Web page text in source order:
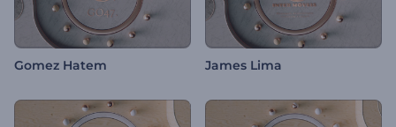
Gomez Hatem James Lima